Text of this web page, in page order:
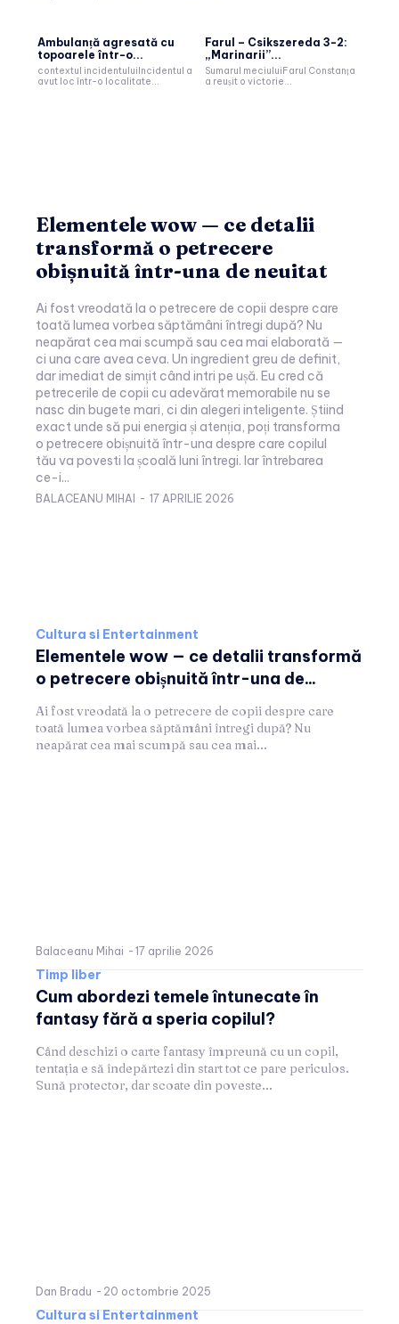
Ambulanță agresată cu
topoarele într-o...
contextul incidentuluiIncidentul a
avut loc într-o localitate...
Farul – Csikszereda 3-2:
„Marinarii”...
Sumarul meciuluiFarul Constanța
a reușit o victorie...
Elementele wow — ce detalii
transformă o petrecere
obișnuită într-una de neuitat
Ai fost vreodată la o petrecere de copii despre care
toată lumea vorbea săptămâni întregi după? Nu
neapărat cea mai scumpă sau cea mai elaborată —
ci una care avea ceva. Un ingredient greu de definit,
dar imediat de simțit când intri pe ușă. Eu cred că
petrecerile de copii cu adevărat memorabile nu se
nasc din bugete mari, ci din alegeri inteligente. Știind
exact unde să pui energia și atenția, poți transforma
o petrecere obișnuită într-una despre care copilul
tău va povesti la școală luni întregi. Iar întrebarea
ce-i...
BALACEANU MIHAI - 17 APRILIE 2026
Cultura si Entertainment
Elementele wow — ce detalii transformă
o petrecere obișnuită într-una de...
Ai fost vreodată la o petrecere de copii despre care
toată lumea vorbea săptămâni întregi după? Nu
neapărat cea mai scumpă sau cea mai...
Balaceanu Mihai - 17 aprilie 2026
Timp liber
Cum abordezi temele întunecate în
fantasy fără a speria copilul?
Când deschizi o carte fantasy împreună cu un copil,
tentația e să îndepărtezi din start tot ce pare periculos.
Sună protector, dar scoate din poveste...
Dan Bradu - 20 octombrie 2025
Cultura si Entertainment